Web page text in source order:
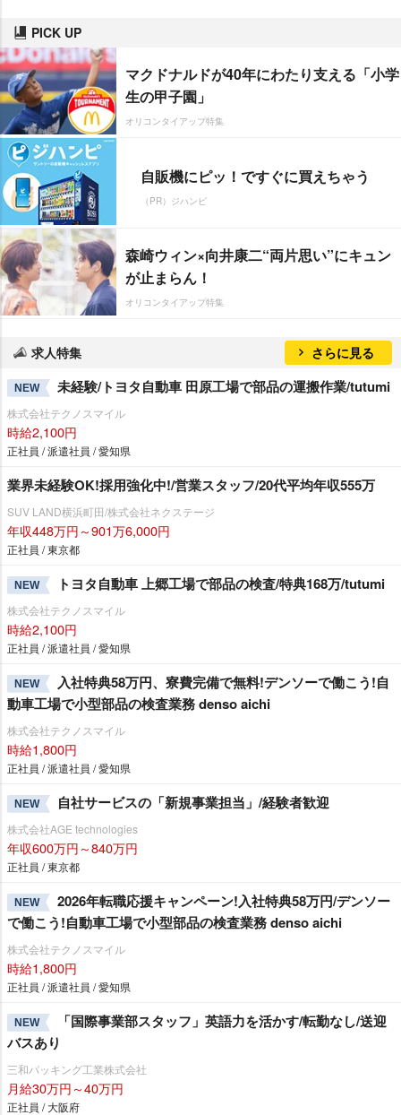
PICK UP
マクドナルドが40年にわたり支える「小学
生の甲子園」
オリコンタイアップ特集
自販機にピッ！ですぐに買えちゃう
（PR）ジハンピ
森崎ウィン×向井康二“両片思い”にキュン
が止まらん！
オリコンタイアップ特集
求人特集 さらに見る
NEW 未経験/トヨタ自動車 田原工場で部品の運搬作業/tutumi
株式会社テクノスマイル
時給2,100円
正社員 / 派遣社員 / 愛知県
業界未経験OK!採用強化中!/営業スタッフ/20代平均年収555万
SUV LAND横浜町田/株式会社ネクステージ
年収448万円～901万6,000円
正社員 / 東京都
NEW トヨタ自動車 上郷工場で部品の検査/特典168万/tutumi
株式会社テクノスマイル
時給2,100円
正社員 / 派遣社員 / 愛知県
NEW
入社特典58万円、寮費完備で無料!デンソーで働こう!自
動車工場で小型部品の検査業務 denso aichi
株式会社テクノスマイル
時給1,800円
正社員 / 派遣社員 / 愛知県
NEW 自社サービスの「新規事業担当」/経験者歓迎
株式会社AGE technologies
年収600万円～840万円
正社員 / 東京都
NEW
2026年転職応援キャンペーン!入社特典58万円/デンソー
で働こう!自動車工場で小型部品の検査業務 denso aichi
株式会社テクノスマイル
時給1,800円
正社員 / 派遣社員 / 愛知県
NEW
「国際事業部スタッフ」英語力を活かす/転勤なし/送迎
バスあり
三和パッキング工業株式会社
月給30万円～40万円
正社員 / 大阪府